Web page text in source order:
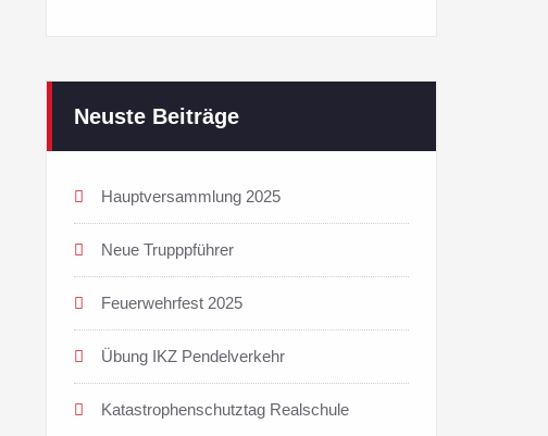
Neuste Beiträge
Hauptversammlung 2025
Neue Trupppführer
Feuerwehrfest 2025
Übung IKZ Pendelverkehr
Katastrophenschutztag Realschule